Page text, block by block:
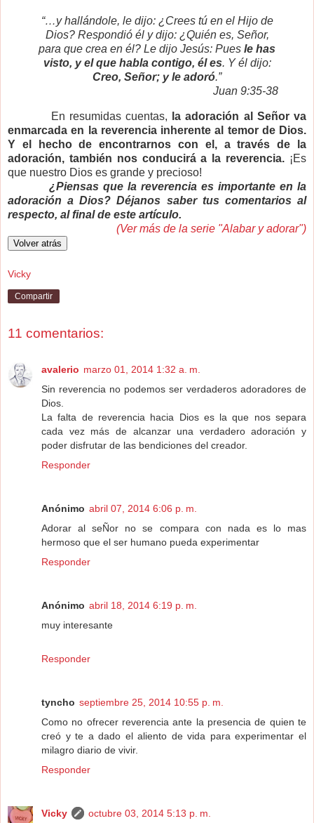
“…y hallándole, le dijo: ¿Crees tú en el Hijo de
Dios? Respondió él y dijo: ¿Quién es, Señor,
para que crea en él? Le dijo Jesús: Pues le has
visto, y el que habla contigo, él es. Y él dijo:
Creo, Señor; y le adoró.”
Juan 9:35-38
En resumidas cuentas,
la adoración al Señor va
enmarcada en la reverencia inherente al temor de Dios.
Y el hecho de encontrarnos con el, a través de la
adoración, también nos conducirá a la reverencia. ¡Es
que nuestro Dios es grande y precioso!
¿Piensas que la reverencia es importante en la
adoración a Dios? Déjanos saber tus comentarios al
respecto, al final de este artículo.
(Ver más de la serie "Alabar y adorar")
Vicky
Compartir
11 comentarios:
avalerio marzo 01, 2014 1:32 a. m.
Sin reverencia no podemos ser verdaderos adoradores de
Dios.
La falta de reverencia hacia Dios es la que nos separa
cada vez más de alcanzar una verdadero adoración y
poder disfrutar de las bendiciones del creador.
Responder
Anónimo abril 07, 2014 6:06 p. m.
Adorar al seÑor no se compara con nada es lo mas
hermoso que el ser humano pueda experimentar
Responder
Anónimo abril 18, 2014 6:19 p. m.
muy interesante
Responder
tyncho septiembre 25, 2014 10:55 p. m.
Como no ofrecer reverencia ante la presencia de quien te
creó y te a dado el aliento de vida para experimentar el
milagro diario de vivir.
Responder
Vicky octubre 03, 2014 5:13 p. m.